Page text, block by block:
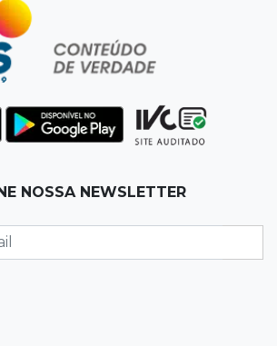
incêndio no Santo Amaro
administrativas
tirar canil e proíbe treino do
NOSSA NEWSLETTER